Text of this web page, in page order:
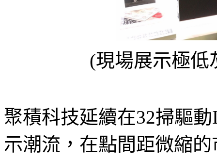
(現場展示極低
聚積科技延續在32掃驅
示潮流，在點間距微縮